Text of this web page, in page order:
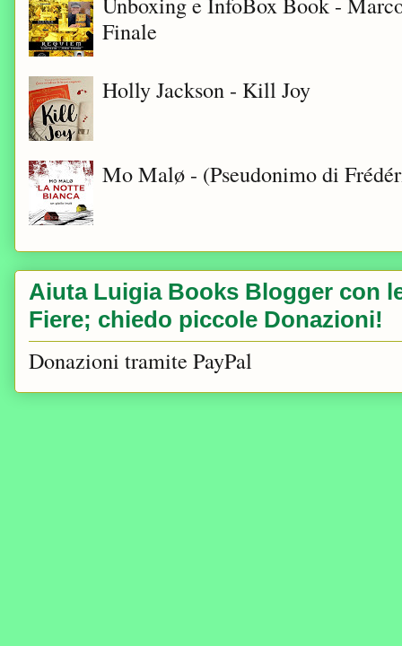
Finale
Holly Jackson - Kill Joy
Mo Malø - (Pseudonimo di
Aiuta Luigia Books Blogger con
Fiere; chiedo piccole Donazioni!
Donazioni tramite PayPal